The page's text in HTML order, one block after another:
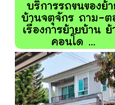
บริการรถขนของย้
บ้านจตุจักร ถาม-ต
เรื่องการย้ายบ้าน ย้
คอนโด ...